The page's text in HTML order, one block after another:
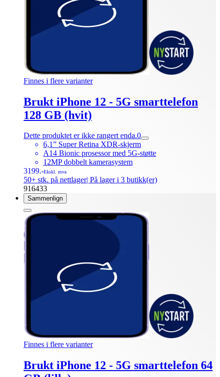
Finnes i flere varianter
Brukt iPhone 12 - 5G smarttelefon
128 GB (hvit)
Dette produktet er ikke rangert enda.0
6,1” Super Retina XDR-skjerm
A14 Bionic prosessor med 5G-støtte
12MP dobbelt kamerasystem
3199.-Ekskl. mva
50+ stk. på nettlager| På lager i 3 butikk(er)
916433
Sammenlign
Finnes i flere varianter
Brukt iPhone 12 - 5G smarttelefon 64